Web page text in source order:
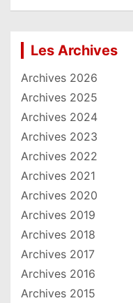
Les Archives
Archives 2026
Archives 2025
Archives 2024
Archives 2023
Archives 2022
Archives 2021
Archives 2020
Archives 2019
Archives 2018
Archives 2017
Archives 2016
Archives 2015